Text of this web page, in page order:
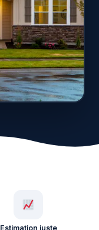
Estimation juste